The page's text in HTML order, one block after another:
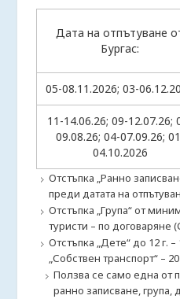
Дата на отпътуване
Бургас:
05-08.11.2026; 03-
11-14.06.26; 09-12.07.26;
09.08.26; 04-07.09.26;
04.10.2026
Отстъпка „Ранно
преди датата на
Отстъпка „Група“ от
туристи – по договаряне
Отстъпка „Дете“ до 12 г.
„Собствен транспорт“ –
Ползва се само една от
ранно записване,